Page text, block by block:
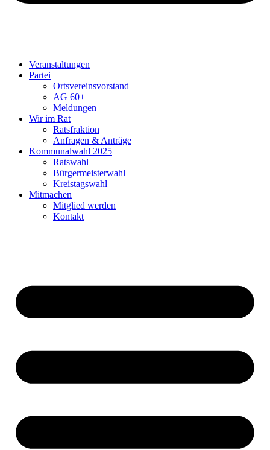
Veranstaltungen
Partei
Ortsvereinsvorstand
AG 60+
Meldungen
Wir im Rat
Ratsfraktion
Anfragen & Anträge
Kommunalwahl 2025
Ratswahl
Bürgermeisterwahl
Kreistagswahl
Mitmachen
Mitglied werden
Kontakt